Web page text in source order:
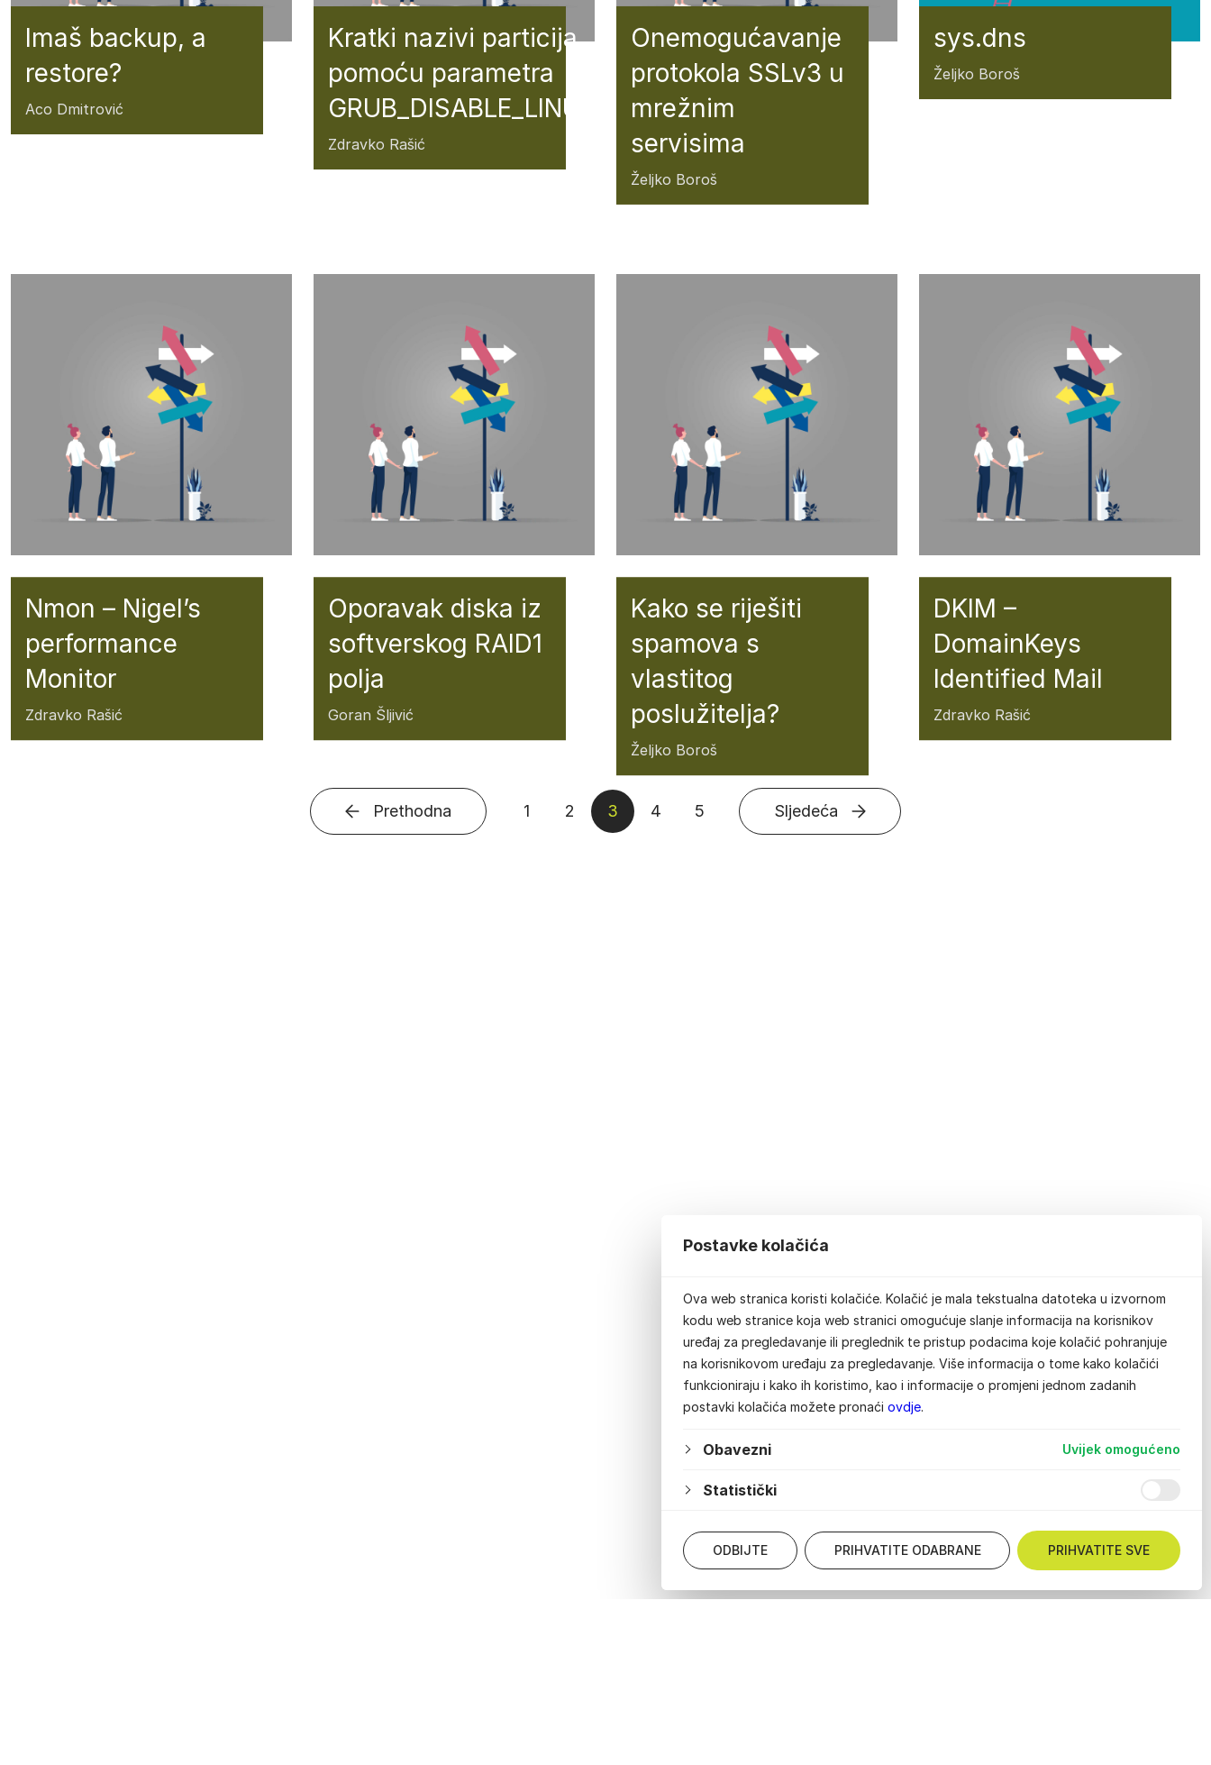
Postavke kolačića
Ova web stranica koristi kolačiće. Kolačić je mala tekstualna datoteka u izvornom
kodu web stranice koja web stranici omogućuje slanje informacija na korisnikov
uređaj za pregledavanje ili preglednik te pristup podacima koje kolačić pohranjuje
na korisnikovom uređaju za pregledavanje. Više informacija o tome kako kolačići
funkcioniraju i kako ih koristimo, kao i informacije o promjeni jednom zadanih
postavki kolačića možete pronaći ovdje.
Obavezni Uvijek omogućeno
Statistički
ODBIJTE PRIHVATITE ODABRANE PRIHVATITE SVE
Imaš backup, a
restore?
Aco Dmitrović
Kratki nazivi particija
pomoću parametra
GRUB_DISABLE_LINUX_UUID
Zdravko Rašić
Onemogućavanje
protokola SSLv3 u
mrežnim
servisima
Željko Boroš
sys.dns
Željko Boroš
Nmon – Nigel’s
performance
Monitor
Zdravko Rašić
Oporavak diska iz
softverskog RAID1
polja
Goran Šljivić
Kako se riješiti
spamova s
vlastitog
poslužitelja?
Željko Boroš
DKIM –
DomainKeys
Identified Mail
Zdravko Rašić
Brojevi stranica objava
Prethodna 1 2 3 4 5 Sljedeća